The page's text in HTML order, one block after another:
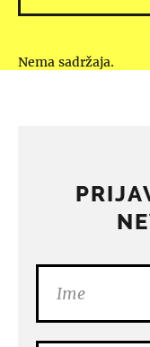
Nema sadržaja.